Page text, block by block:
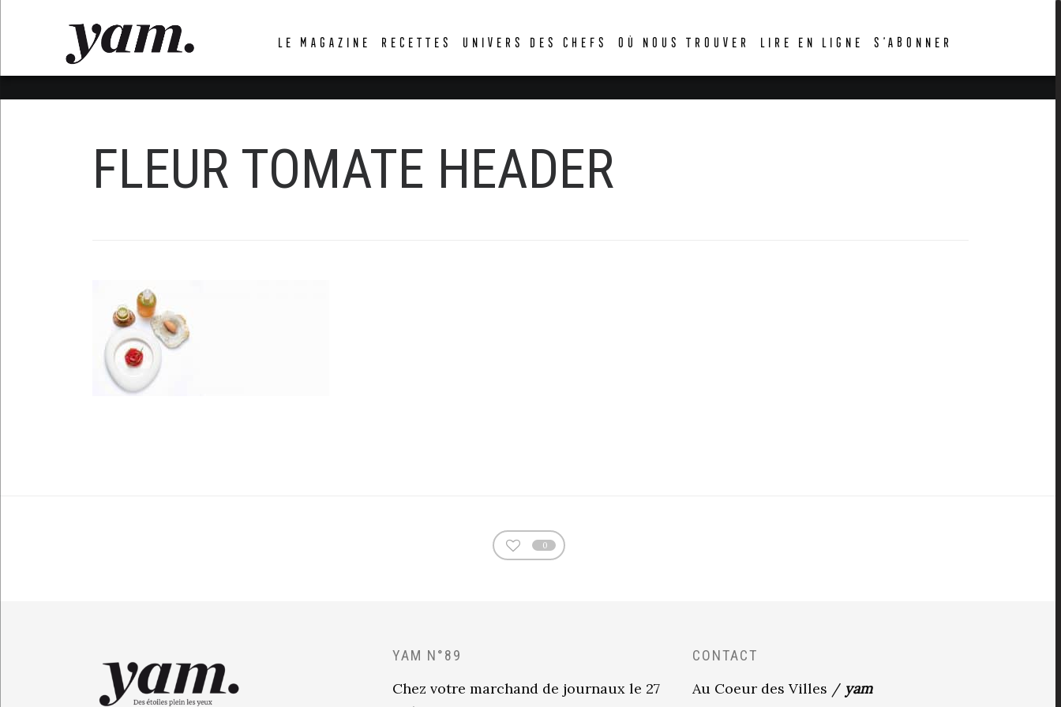
LE MAGAZINE RECETTES UNIVERS DES CHEFS OÙ NOUS TROUVER LIRE EN LIGNE S’ABONNER
FLEUR TOMATE HEADER
0
YAM N°89
Chez votre marchand de journaux le 27
CONTACT
Au Coeur des Villes / yam